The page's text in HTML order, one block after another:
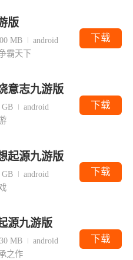
版
MB
android
霸天下
下载
意志九游版
GB
android
下载
起源九游版
GB
android
下载
源九游版
MB
android
之作
下载